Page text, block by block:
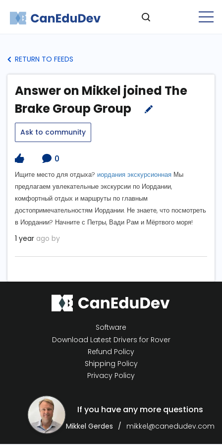
RETURN TO FEEDS
Answer on Mikkel joined The
Brake Group Group
Ask to community
0
Ищите место для отдыха? иордания экскурсионная Мы
предлагаем увлекательные экскурсии по Иордании,
комфортный отдых и маршруты по главным
достопримечательностям Иордании. Не знаете, что посмотреть
в Иордании? Начните с Петры, Вади Рам и Мёртвого моря!
1 year ago by
Software
Download Latest Drivers for Rover
Refund Policy
Shipping Policy
Privacy Policy
If you have any more questions
Mikkel Gerdes mikkel@canedudev.com